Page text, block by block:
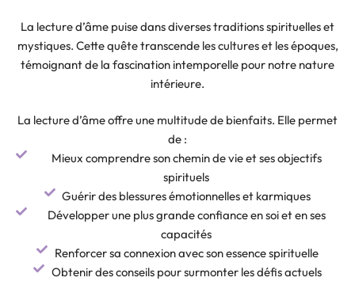
La lecture d’âme puise dans diverses traditions spirituelles et
mystiques. Cette quête transcende les cultures et les époques,
témoignant de la fascination intemporelle pour notre nature
intérieure.
La lecture d’âme offre une multitude de bienfaits. Elle permet
de :
Mieux comprendre son chemin de vie et ses objectifs
spirituels
Guérir des blessures émotionnelles et karmiques
Développer une plus grande confiance en soi et en ses
capacités
Renforcer sa connexion avec son essence spirituelle
Obtenir des conseils pour surmonter les défis actuels